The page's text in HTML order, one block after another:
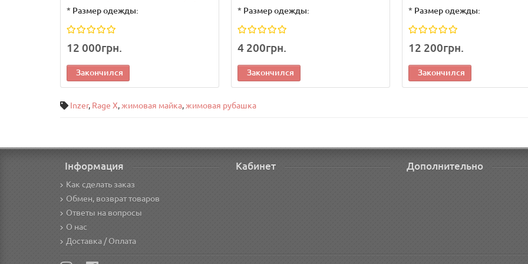
* Размер одежды:
12 000грн.
Закончился
* Размер одежды:
4 200грн.
Закончился
* Размер одежды:
12 200грн.
Закончился
Inzer, Rage X,жимовая майка,жимовая рубашка
Інформация
Как сделать заказ
Обмен, возврат товаров
Ответы на вопросы
О нас
Доставка / Оплата
Кабинет Дополнительно